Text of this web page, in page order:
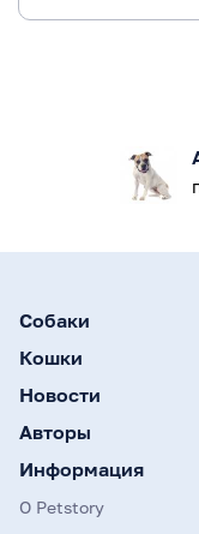
Собаки
Кошки
Новости
Авторы
Информация
О Petstory